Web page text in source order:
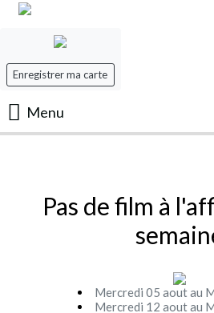
Enregistrer ma carte
Menu
Les Films
Pas de film à
Mercredi 05 aout au
Mercredi 12 aout au